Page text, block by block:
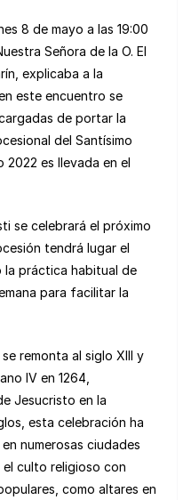
8 de mayo a las 19:00
Señora de la O. El
explicaba a la
este encuentro se
de portar la
del Santísimo
2022 es llevada en el
se celebrará el próximo
tendrá lugar el
la práctica habitual de
para facilitar la
remonta al siglo XIII y
IV en 1264,
Jesucristo en la
esta celebración ha
numerosas ciudades
culto religioso con
como altares en